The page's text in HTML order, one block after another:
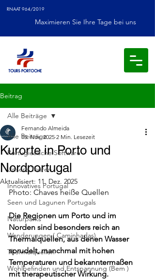
RNAAT 964/2019
Maximieren Sie Ihre Tage bei uns
Beitrag
Alle Beiträge
Portugiesische Software
Unsere Touren
Innovatives Portugal
Seen und Lagunen Portugals
Naturparks
Wanderungen ( Caminhadas)
Thermalquellen
Wohlbefinden und Entspannung (Bem )
Alle Beiträge
Kurorte in Porto und
Nordportugal
Fernando Almeida
15. Nov. 2025 2 Min. Lesezeit
Aktualisiert: 11. Dez. 2025
Photo: Chaves heiße Quellen
Die Regionen um Porto und im
Norden sind besonders reich an
Thermalquellen, aus denen Wasser
sprudelt, manchmal mit hohen
Temperaturen und bekanntermaßen
mit therapeutischer Wirkung.